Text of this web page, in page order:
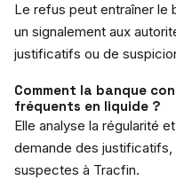
Le refus peut entraîner
un signalement aux
justificatifs ou de
Comment la banque
fréquents en liquide ?
Elle analyse la régularité
demande des
suspectes à Tracfin.